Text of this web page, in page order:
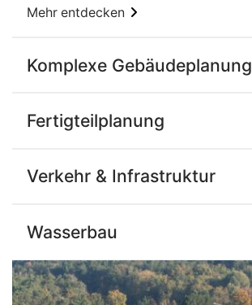
Mehr entdecken
Komplexe Gebäudeplanung
Fertigteilplanung
Verkehr & ​Infrastruktur​
Wasserbau